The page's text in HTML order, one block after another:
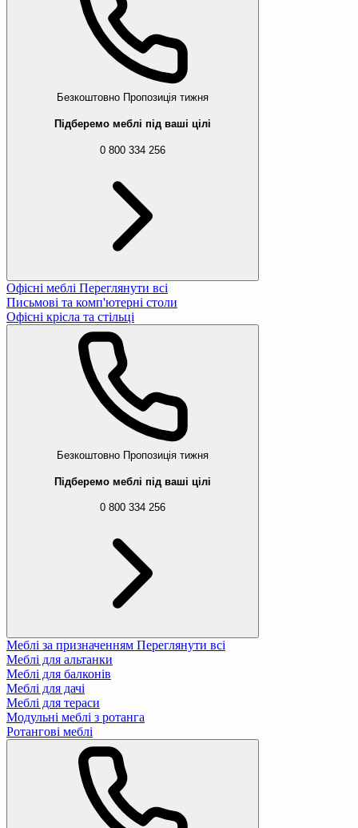
Безкоштовно Пропозиція тижня
Підберемо меблі під ваші цілі
0 800 334 256
Офісні меблі Переглянути всі
Письмові та комп'ютерні столи
Офісні крісла та стільці
Безкоштовно Пропозиція тижня
Підберемо меблі під ваші цілі
0 800 334 256
Меблі за призначенням Переглянути всі
Меблі для альтанки
Меблі для балконів
Меблі для дачі
Меблі для тераси
Модульні меблі з ротанга
Ротангові меблі